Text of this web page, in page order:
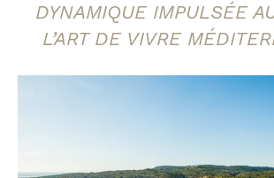
DYNAMIQUE IMPULSÉE
L’ART DE VIVRE